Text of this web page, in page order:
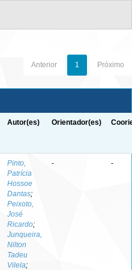
Anterior 1 Próximo
Autor(es) Orientador(es)
Pinto,
Patrícia
Hossoe
Dantas;
Peixoto,
José
Ricardo;
Junqueira,
Nilton
Tadeu
Vilela;
- -